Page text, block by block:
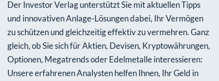
Der Investor Verlag unterstützt Sie mit aktuellen Tipps
und innovativen Anlage-Lösungen dabei, Ihr Vermögen
zu schützen und gleichzeitig effektiv zu vermehren. Ganz
gleich, ob Sie sich für Aktien, Devisen, Kryptowährungen,
Optionen, Megatrends oder Edelmetalle interessieren:
Unsere erfahrenen Analysten helfen Ihnen, Ihr Geld in